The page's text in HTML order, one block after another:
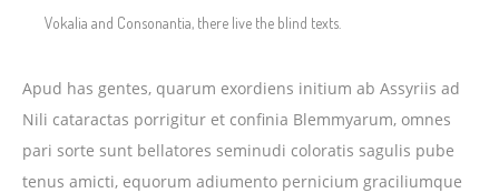
Vokalia and Consonantia, there live the blind texts.
Apud has gentes, quarum exordiens initium ab Assyriis ad
Nili cataractas porrigitur et confinia Blemmyarum, omnes
pari sorte sunt bellatores seminudi coloratis sagulis pube
tenus amicti, equorum adiumento pernicium graciliumque